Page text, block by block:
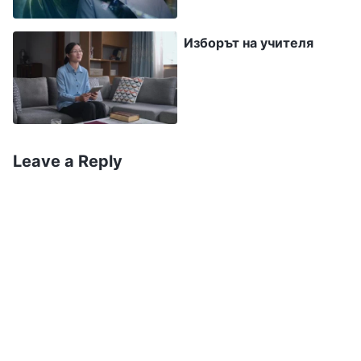
усилия, той трябва да предлага своята
преданост и не трябва да се отдава на
многобройни представи или да седи пасивно
и да чака смъртта. Бог може да се пожертва
за човека, така че защо човекът да не може
има едно сърце и един ум към човека, така
Изборът на учителя
Leave a Reply